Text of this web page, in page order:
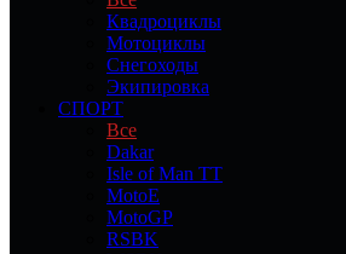
Квадроциклы
Мотоциклы
Снегоходы
Экипировка
СПОРТ
Все
Dakar
Isle of Man TT
MotoE
MotoGP
RSBK